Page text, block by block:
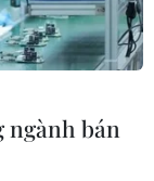
ngành bán